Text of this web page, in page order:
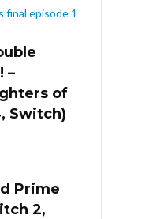
–
of
Switch)
Prime
2,